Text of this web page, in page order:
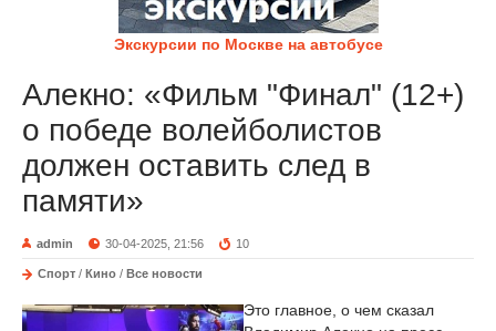
Экскурсии по Москве на автобусе
Алекно: «Фильм "Финал" (12+)
о победе волейболистов
должен оставить след в
памяти»
admin 30-04-2025, 21:56 10
Спорт / Кино / Все новости
Это главное, о чем сказал